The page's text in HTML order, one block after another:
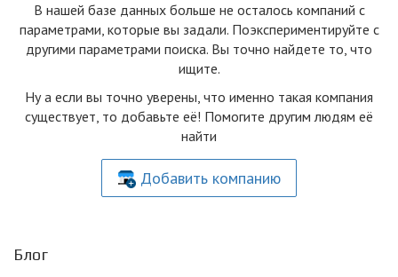
В нашей базе данных больше не осталоcь компаний с
параметрами, которые вы задали. Поэкспериментируйте с
другими параметрами поиска. Вы точно найдете то, что
ищите.
Ну а если вы точно уверены, что именно такая компания
существует, то добавьте её! Помогите другим людям её
найти
Добавить компанию
Блог